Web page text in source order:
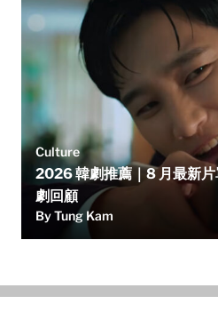
Culture
2026 韓劇推薦｜8 月最新
劇回顧
By Tung Kam